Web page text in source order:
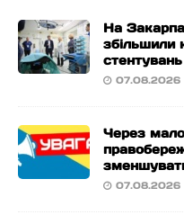
На
збільшили
07.08.2026
Через
07.08.2026